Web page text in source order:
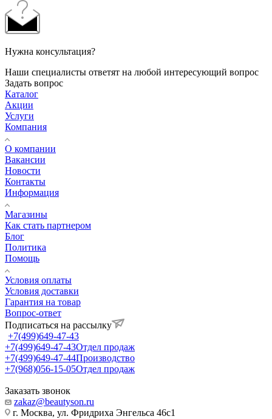
Нужна консультация?
Наши специалисты ответят на любой интересующий вопрос
Задать вопрос
Каталог
Акции
Услуги
Компания
О компании
Вакансии
Новости
Контакты
Информация
Магазины
Как стать партнером
Блог
Политика
Помощь
Условия оплаты
Условия доставки
Гарантия на товар
Вопрос-ответ
Подписаться на рассылку
+7(499)649-47-43
+7(499)649-47-43Отдел продаж
+7(499)649-47-44Производство
+7(968)056-15-05Отдел продаж
Заказать звонок
zakaz@beautyson.ru
г. Москва, ул. Фридриха Энгельса 46с1